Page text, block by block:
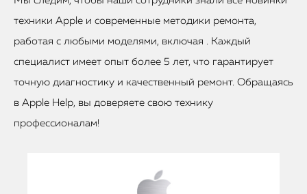
техники Apple и современные методики ремонта,
работая с любыми моделями, включая . Каждый
специалист имеет опыт более 5 лет, что гарантирует
точную диагностику и качественный ремонт. Обращаясь
в Apple Help, вы доверяете свою технику
профессионалам!